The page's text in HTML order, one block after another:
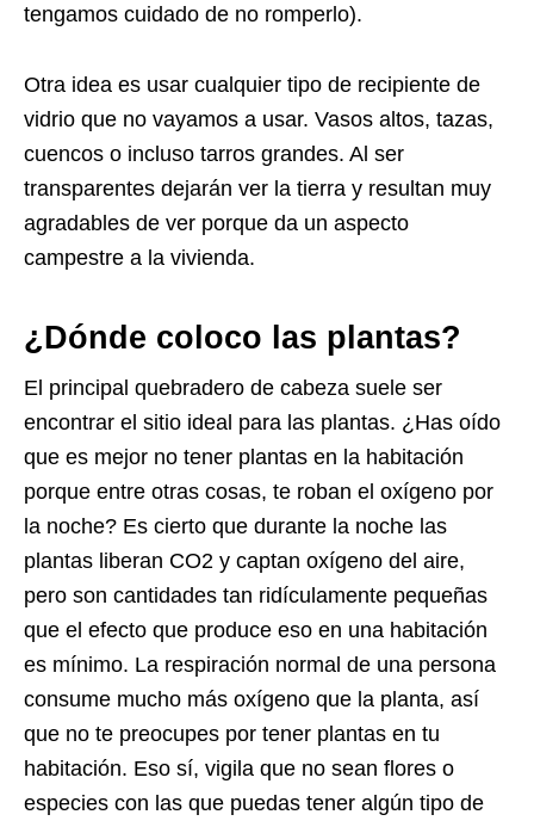
tengamos cuidado de no romperlo).
Otra idea es usar cualquier tipo de recipiente de
vidrio que no vayamos a usar. Vasos altos, tazas,
cuencos o incluso tarros grandes. Al ser
transparentes dejarán ver la tierra y resultan muy
agradables de ver porque da un aspecto
campestre a la vivienda.
¿Dónde coloco las plantas?
El principal quebradero de cabeza suele ser
encontrar el sitio ideal para las plantas. ¿Has oído
que es mejor no tener plantas en la habitación
porque entre otras cosas, te roban el oxígeno por
la noche? Es cierto que durante la noche las
plantas liberan CO2 y captan oxígeno del aire,
pero son cantidades tan ridículamente pequeñas
que el efecto que produce eso en una habitación
es mínimo. La respiración normal de una persona
consume mucho más oxígeno que la planta, así
que no te preocupes por tener plantas en tu
habitación. Eso sí, vigila que no sean flores o
especies con las que puedas tener algún tipo de